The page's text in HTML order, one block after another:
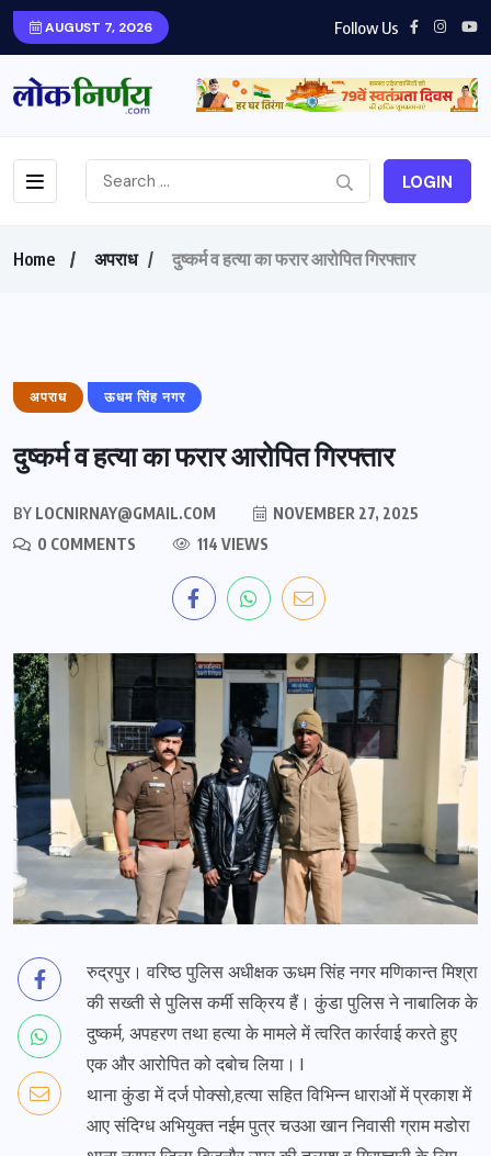
AUGUST 7, 2026 Follow Us
LOGIN
Home अपराध दुष्कर्म व हत्या का फरार आरोपित गिरफ्तार
अपराध ऊधम सिंह नगर
दुष्कर्म व हत्या का फरार आरोपित गिरफ्तार
BY LOCNIRNAY@GMAIL.COM
NOVEMBER 27, 2025
0 COMMENTS
114 VIEWS
रुद्रपुर। वरिष्ठ पुलिस अधीक्षक ऊधम सिंह नगर मणिकान्त मिश्रा
की सख्ती से पुलिस कर्मी सक्रिय हैं। कुंडा पुलिस ने नाबालिक के
दुष्कर्म, अपहरण तथा हत्या के मामले में त्वरित कार्रवाई करते हुए
एक और आरोपित को दबोच लिया। l
थाना कुंडा में दर्ज पोक्सो,हत्या सहित विभिन्न धाराओं में प्रकाश में
आए संदिग्ध अभियुक्त नईम पुत्र चउआ खान निवासी ग्राम मडोरा